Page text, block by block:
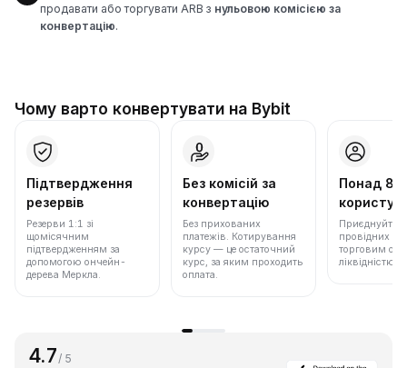
продавати або торгувати ARB з нульовою комісією за
конвертацію.
Чому варто конвертувати на Bybit
Підтвердження
резервів
Резерви 1:1 зі
щомісячним
підтвердженням за
допомогою ончейн-
дерева Меркла.
Без комісій за
конвертацію
Без прихованих
платежів. Котирування
курсу — це остаточний
курс, за яким проходить
оплата.
Понад 86
Приєднуйтеся
провідних
торговим
ліквідністю.
4.7/ 5